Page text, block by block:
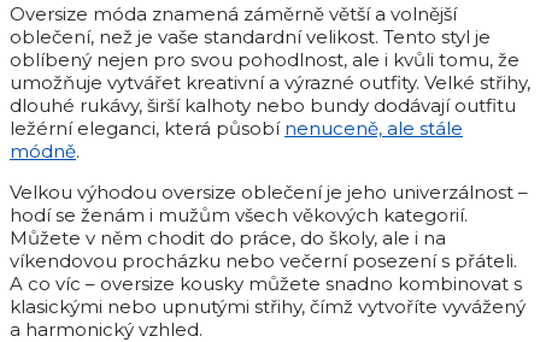
Oversize móda znamená záměrně větší a volnější
oblečení, než je vaše standardní velikost. Tento styl je
oblíbený nejen pro svou pohodlnost, ale i kvůli tomu, že
umožňuje vytvářet kreativní a výrazné outfity. Velké střihy,
dlouhé rukávy, širší kalhoty nebo bundy dodávají outfitu
ležérní eleganci, která působí nenuceně, ale stále
módně.
Velkou výhodou oversize oblečení je jeho univerzálnost –
hodí se ženám i mužům všech věkových kategorií.
Můžete v něm chodit do práce, do školy, ale i na
víkendovou procházku nebo večerní posezení s přáteli.
A co víc – oversize kousky můžete snadno kombinovat s
klasickými nebo upnutými střihy, čímž vytvoříte vyvážený
a harmonický vzhled.